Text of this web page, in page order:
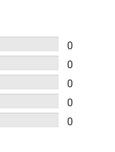
0
0
0
0
0